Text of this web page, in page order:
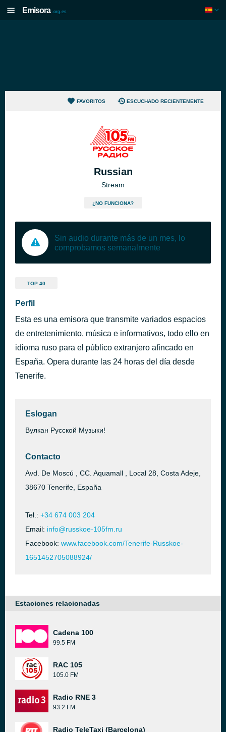
Emisora .org.es
FAVORITOS ESCUCHADO RECIENTEMENTE
Russian
Stream
¿NO FUNCIONA?
Sin audio durante más de un mes, lo
comprobamos semanalmente
TOP 40
Perfil
Esta es una emisora que transmite variados espacios
de entretenimiento, música e informativos, todo ello en
idioma ruso para el público extranjero afincado en
España. Opera durante las 24 horas del día desde
Tenerife.
Eslogan
Вулкан Русской Музыки!
Contacto
Avd. De Moscú , CC. Aquamall , Local 28, Costa Adeje,
38670 Tenerife, España
Tel.: +34 674 003 204
Email: info@russkoe-105fm.ru
Facebook: www.facebook.com/Tenerife-Russkoe-
1651452705088924/
Estaciones relacionadas
Cadena 100
99.5 FM
RAC 105
105.0 FM
Radio RNE 3
93.2 FM
Radio TeleTaxi (Barcelona)